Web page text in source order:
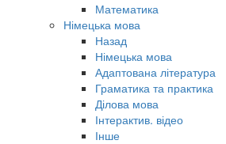
Математика
Німецька мова
Назад
Німецька мова
Адаптована література
Граматика та практика
Ділова мова
Інтерактив. відео
Інше